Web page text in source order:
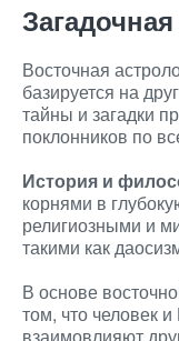
Восточная
базируется на
тайны и загадки
поклонников по
История и
корнями в
религиозными и
такими как
В основе
том, что человек